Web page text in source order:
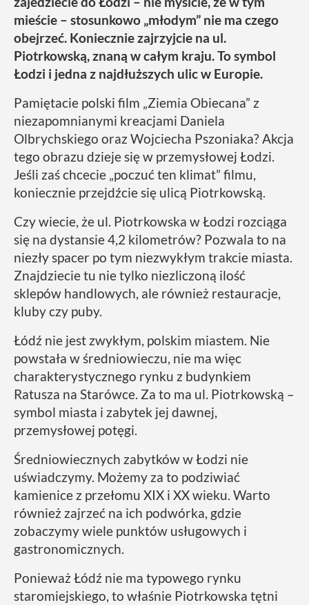
mieście – stosunkowo „młodym” nie ma czego
obejrzeć. Koniecznie zajrzyjcie na ul.
Piotrkowską, znaną w całym kraju. To symbol
Łodzi i jedna z najdłuższych ulic w Europie.
Pamiętacie polski film „Ziemia Obiecana” z
niezapomnianymi kreacjami Daniela
Olbrychskiego oraz Wojciecha Pszoniaka? Akcja
tego obrazu dzieje się w przemysłowej Łodzi.
Jeśli zaś chcecie „poczuć ten klimat” filmu,
koniecznie przejdźcie się ulicą Piotrkowską.
Czy wiecie, że ul. Piotrkowska w Łodzi rozciąga
się na dystansie 4,2 kilometrów? Pozwala to na
niezły spacer po tym niezwykłym trakcie miasta.
Znajdziecie tu nie tylko niezliczoną ilość
sklepów handlowych, ale również restauracje,
kluby czy puby.
Łódź nie jest zwykłym, polskim miastem. Nie
powstała w średniowieczu, nie ma więc
charakterystycznego rynku z budynkiem
Ratusza na Starówce. Za to ma ul. Piotrkowską –
symbol miasta i zabytek jej dawnej,
przemysłowej potęgi.
Średniowiecznych zabytków w Łodzi nie
uświadczymy. Możemy za to podziwiać
kamienice z przełomu XIX i XX wieku. Warto
również zajrzeć na ich podwórka, gdzie
zobaczymy wiele punktów usługowych i
gastronomicznych.
Ponieważ Łódź nie ma typowego rynku
staromiejskiego, to właśnie Piotrkowska tętni